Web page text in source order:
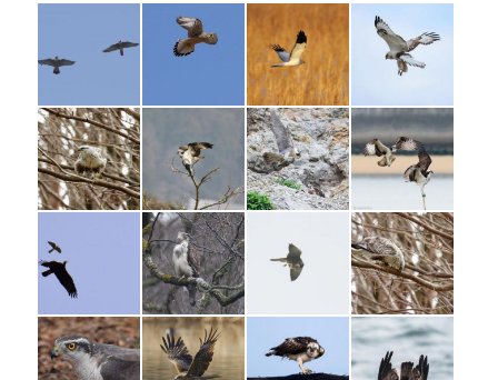
ワシタカ類のコラム
●タカの渡りコラム